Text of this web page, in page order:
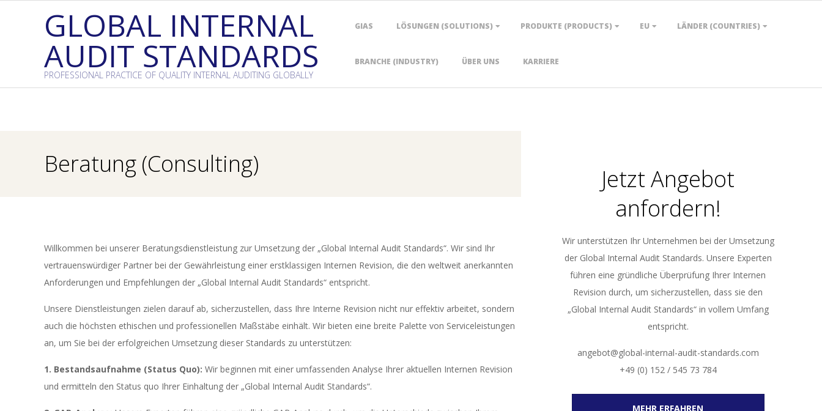
GLOBAL INTERNAL
AUDIT STANDARDS
PROFESSIONAL PRACTICE OF QUALITY INTERNAL AUDITING GLOBALLY
GIAS LÖSUNGEN (SOLUTIONS) PRODUKTE (PRODUCTS) EU LÄNDER (COUNTRIES)
BRANCHE (INDUSTRY) ÜBER UNS KARRIERE
Beratung (Consulting)
Willkommen bei unserer Beratungsdienstleistung zur Umsetzung der „Global Internal Audit Standards“. Wir sind Ihr
vertrauenswürdiger Partner bei der Gewährleistung einer erstklassigen Internen Revision, die den weltweit anerkannten
Anforderungen und Empfehlungen der „Global Internal Audit Standards“ entspricht.
Unsere Dienstleistungen zielen darauf ab, sicherzustellen, dass Ihre Interne Revision nicht nur effektiv arbeitet, sondern
auch die höchsten ethischen und professionellen Maßstäbe einhält. Wir bieten eine breite Palette von Serviceleistungen
an, um Sie bei der erfolgreichen Umsetzung dieser Standards zu unterstützen:
1. Bestandsaufnahme (Status Quo): Wir beginnen mit einer umfassenden Analyse Ihrer aktuellen Internen Revision
und ermitteln den Status quo Ihrer Einhaltung der „Global Internal Audit Standards“.
Jetzt Angebot
anfordern!
Wir unterstützen Ihr Unternehmen bei der Umsetzung
der Global Internal Audit Standards. Unsere Experten
führen eine gründliche Überprüfung Ihrer Internen
Revision durch, um sicherzustellen, dass sie den
„Global Internal Audit Standards“ in vollem Umfang
entspricht.
angebot@global-internal-audit-standards.com
+49 (0) 152 / 545 73 784
MEHR ERFAHREN